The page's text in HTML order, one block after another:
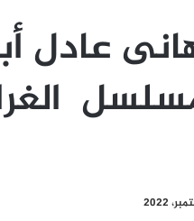
عادل